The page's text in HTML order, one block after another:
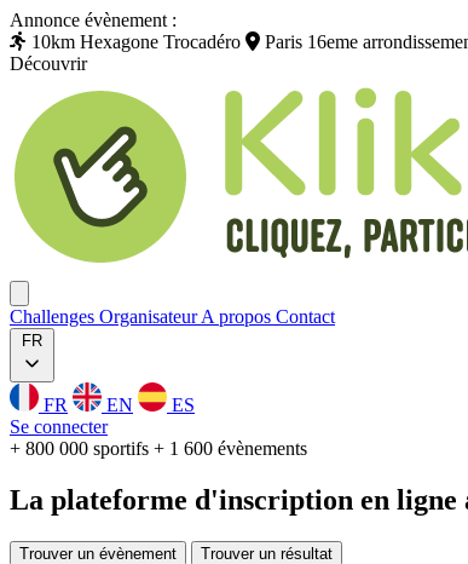
Annonce évènement :
10km Hexagone Trocadéro
Paris 16eme
Découvrir
Challenges OrganisateurA propos Contact
FR
FR EN
ES
Se connecter
+ 800 000 sportifs + 1 600 évènements
La plateforme d'inscription en ligne
Trouver un évènement Trouver un résultat